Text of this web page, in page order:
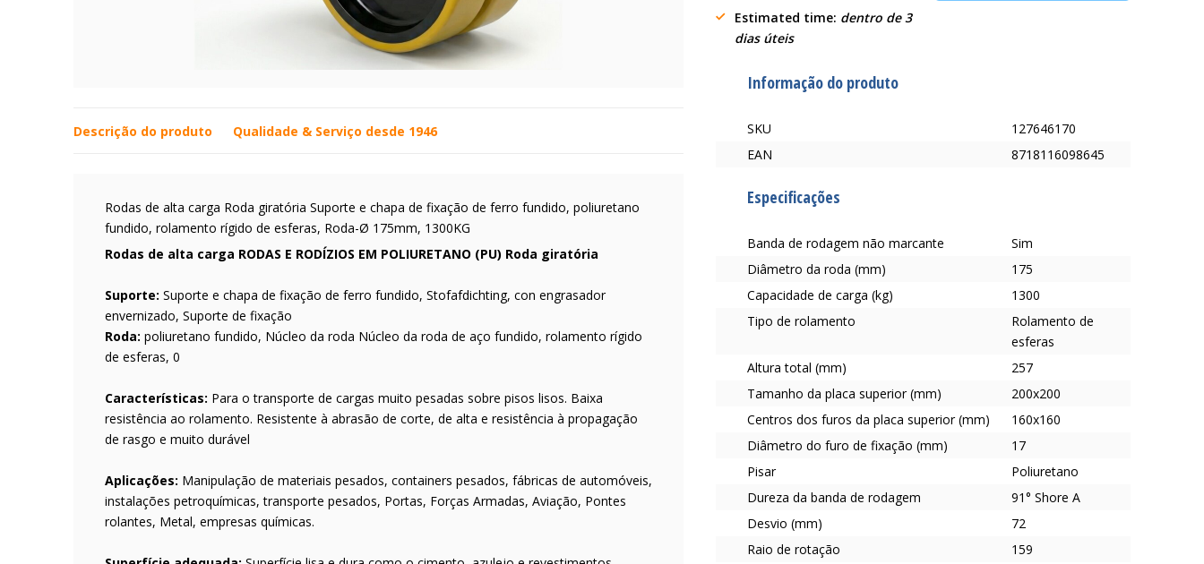
Descrição do produto Qualidade & Serviço desde 1946
Rodas de alta carga Roda giratória Suporte e chapa de fixação de ferro fundido, poliuretano
fundido, rolamento rígido de esferas, Roda-Ø 175mm, 1300KG
Rodas de alta carga RODAS E RODÍZIOS EM POLIURETANO (PU) Roda giratória
Suporte: Suporte e chapa de fixação de ferro fundido, Stofafdichting, con engrasador
envernizado, Suporte de fixação
Roda: poliuretano fundido, Núcleo da roda Núcleo da roda de aço fundido, rolamento rígido
de esferas, 0
Características: Para o transporte de cargas muito pesadas sobre pisos lisos. Baixa
resistência ao rolamento. Resistente à abrasão de corte, de alta e resistência à propagação
de rasgo e muito durável
Aplicações: Manipulação de materiais pesados, containers pesados, fábricas de automóveis,
instalações petroquímicas, transporte pesados, Portas, Forças Armadas, Aviação, Pontes
rolantes, Metal, empresas químicas.
Estimated time: dentro de 3
dias úteis
Informação do produto
SKU
127646170
EAN
8718116098645
Especificações
Banda de rodagem não marcante
Sim
Diâmetro da roda (mm)
175
Capacidade de carga (kg)
1300
Tipo de rolamento
Rolamento de
esferas
Altura total (mm)
257
Tamanho da placa superior (mm)
200x200
Centros dos furos da placa superior (mm)
160x160
Diâmetro do furo de fixação (mm)
17
Pisar
Poliuretano
Dureza da banda de rodagem
91° Shore A
Desvio (mm)
72
Raio de rotação
159